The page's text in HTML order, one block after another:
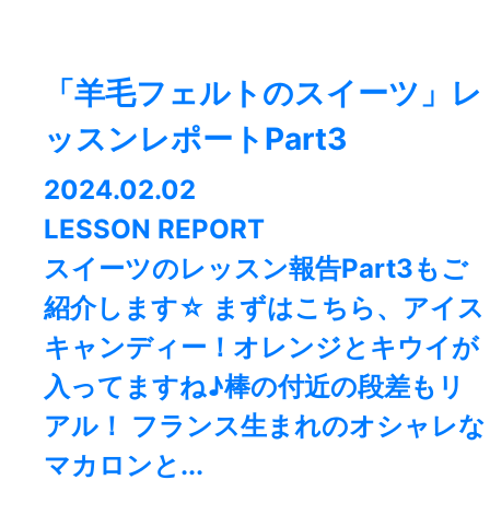
「羊毛フェルトのスイーツ」レ
ッスンレポートPart3
2024.02.02
LESSON REPORT
スイーツのレッスン報告Part3もご
紹介します☆ まずはこちら、アイス
キャンディー！オレンジとキウイが
入ってますね♪棒の付近の段差もリ
アル！ フランス生まれのオシャレな
マカロンと...